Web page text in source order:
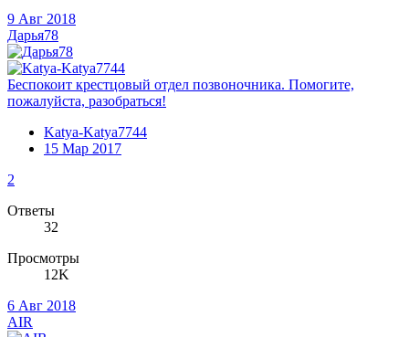
9 Авг 2018
Дарья78
Беспокоит крестцовый отдел позвоночника. Помогите,
пожалуйста, разобраться!
Katya-Katya7744
15 Мар 2017
2
Ответы
32
Просмотры
12K
6 Авг 2018
AIR